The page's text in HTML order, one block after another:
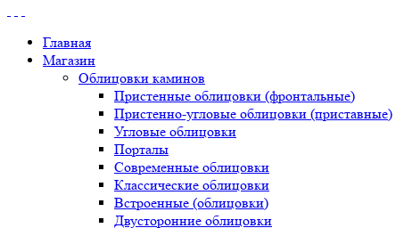
Главная
Магазин
Облицовки каминов
Пристенные облицовки (фронтальные)
Пристенно-угловые облицовки (приставные)
Угловые облицовки
Порталы
Современные облицовки
Классические облицовки
Встроенные (облицовки)
Двусторонние облицовки